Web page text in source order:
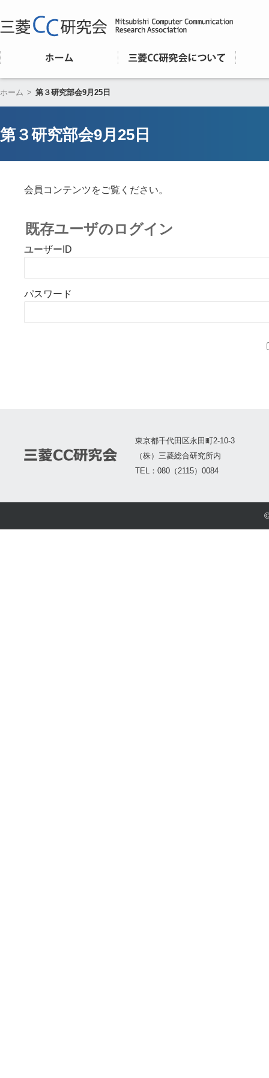
ホーム > 第３研究部会9月25日
第３研究部会9月25日
会員コンテンツをご覧ください。
既存ユーザのログイン
ユーザーID
パスワード
東京都千代田区永田町2-10-3
（株）三菱総合研究所内
TEL：080（2115）0084